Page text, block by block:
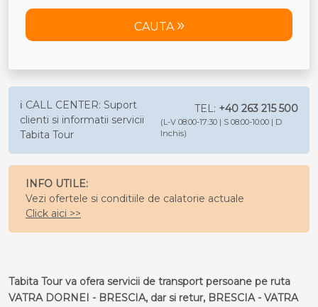
CAUTA
ℹ️ CALL CENTER: Suport
clienti si informatii servicii
Tabita Tour
TEL: +40 263 215 500
(L-V 08:00-17:30 | S 08:00-10:00 | D
Inchis)
INFO UTILE:
Vezi ofertele si conditiile de calatorie actuale
Click aici >>
Tabita Tour va ofera servicii de transport persoane pe ruta
VATRA DORNEI - BRESCIA, dar si retur, BRESCIA - VATRA